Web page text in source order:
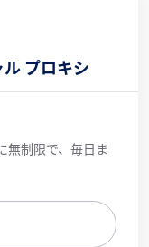
プロキシ
無制限で、毎日ま